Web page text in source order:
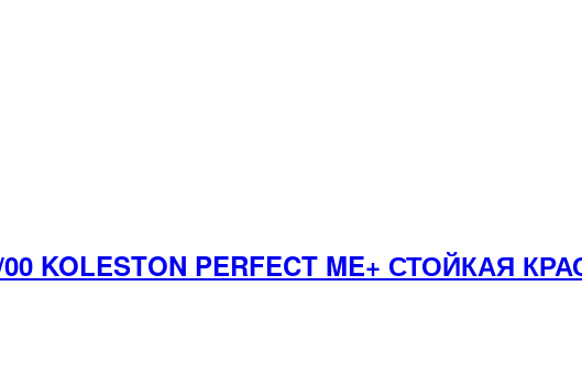
00 KOLESTON PERFECT ME+ СТОЙКАЯ